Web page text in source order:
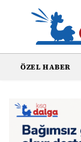
ÖZEL HABER